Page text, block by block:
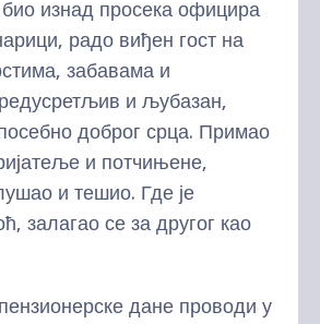
изнад просека официра
радо виђен гост на
забавама и
и љубазан,
доброг срца. Примао
и потчињене,
и тешио. Где је
залагао се за другог као
дане проводи у